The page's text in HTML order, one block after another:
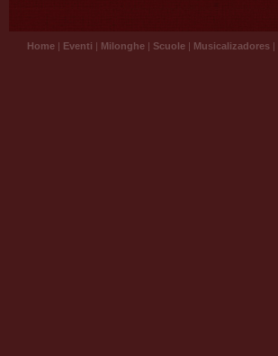
Home | Eventi | Milonghe | Scuole | Musicalizadores |